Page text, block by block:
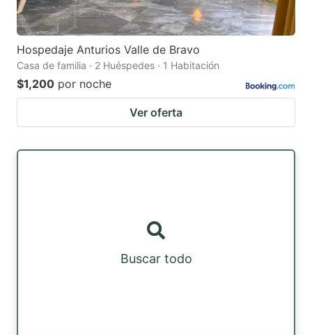
Hospedaje Anturios Valle de Bravo
Casa de familia · 2 Huéspedes · 1 Habitación
$1,200 por noche
Ver oferta
Buscar todo